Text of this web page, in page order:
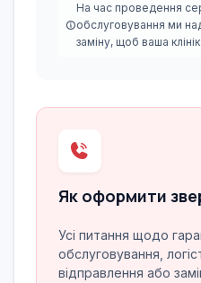
На час проведення
обслуговування ми
заміну, щоб ваша
Як оформити
Усі питання щодо
обслуговування,
відправлення або